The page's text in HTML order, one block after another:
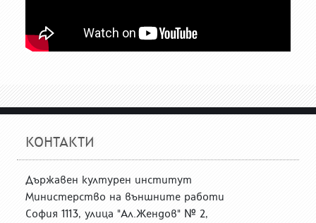
КОНТАКТИ
Държавен културен институт
Министерство на външните работи
София 1113, улица "Ал.Жендов" № 2,